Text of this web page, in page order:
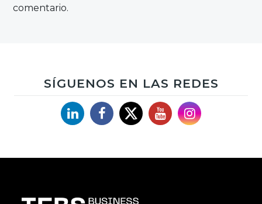
comentario.
SÍGUENOS EN LAS REDES
LinkedinFacebook
X YouTubeInstagram